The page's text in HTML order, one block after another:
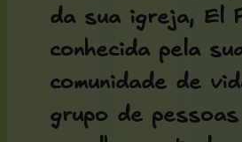
da sua igreja, El
conhecida pela
comunidade de
grupo de